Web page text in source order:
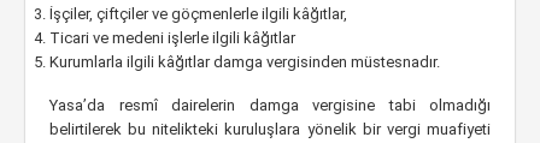
İşçiler, çiftçiler ve göçmenlerle ilgili kâğıtlar,
Ticari ve medeni işlerle ilgili kâğıtlar
Kurumlarla ilgili kâğıtlar damga vergisinden müstesnadır.
Yasa’da resmî dairelerin damga vergisine tabi olmadığı
belirtilerek bu nitelikteki kuruluşlara yönelik bir vergi muafiyeti